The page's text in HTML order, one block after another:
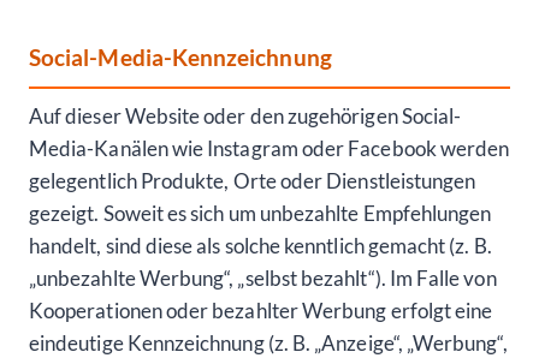
Social-Media-Kennzeichnung
Auf dieser Website oder den zugehörigen Social-
Media-Kanälen wie Instagram oder Facebook werden
gelegentlich Produkte, Orte oder Dienstleistungen
gezeigt. Soweit es sich um unbezahlte Empfehlungen
handelt, sind diese als solche kenntlich gemacht (z. B.
„unbezahlte Werbung“, „selbst bezahlt“). Im Falle von
Kooperationen oder bezahlter Werbung erfolgt eine
eindeutige Kennzeichnung (z. B. „Anzeige“, „Werbung“,